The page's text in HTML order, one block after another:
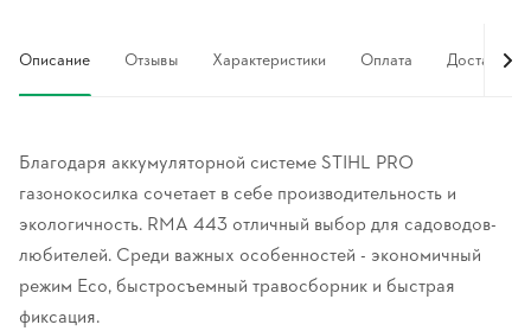
Описание Отзывы Характеристики Оплата Доставка
Благодаря аккумуляторной системе STIHL PRO
газонокосилка сочетает в себе производительность и
экологичность. RMA 443 отличный выбор для садоводов-
любителей. Среди важных особенностей - экономичный
режим Eco, быстросъемный травосборник и быстрая
фиксация.